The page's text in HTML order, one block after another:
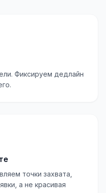
Фиксируем дедлайн
точки захвата,
а не красивая